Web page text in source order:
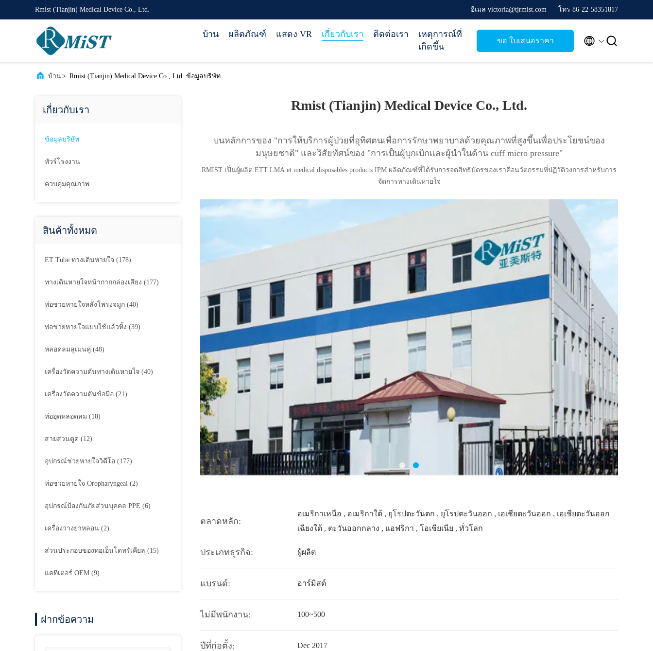
Rmist (Tianjin) Medical Device Co., Ltd. อีเมล victoria@tjrmist.com โทร 86-22-58351817
บ้าน ผลิตภัณฑ์ แสดง VR เกี่ยวกับเรา ติดต่อเรา
เหตุการณ์ที่
เกิดขึ้น
ขอ ใบเสนอราคา  
บ้าน> Rmist (Tianjin) Medical Device Co., Ltd. ข้อมูลบริษัท
เกี่ยวกับเรา
ข้อมูลบริษัท
ทัวร์โรงงาน
ควบคุมคุณภาพ
สินค้าทั้งหมด
ET Tube ทางเดินหายใจ (178)
ทางเดินหายใจหน้ากากกล่องเสียง (177)
ท่อช่วยหายใจหลังโพรงจมูก (40)
ท่อช่วยหายใจแบบใช้แล้วทิ้ง (39)
หลอดลมลูเมนคู่ (48)
เครื่องวัดความดันทางเดินหายใจ (40)
เครื่องวัดความดันข้อมือ (21)
ท่ออุดหลอดลม (18)
สายสวนดูด (12)
อุปกรณ์ช่วยหายใจวิดีโอ (177)
ท่อช่วยหายใจ Oropharyngeal (2)
อุปกรณ์ป้องกันภัยส่วนบุคคล PPE (6)
เครื่องวางยาหลอน (2)
ส่วนประกอบของท่อเอ็นโดทรัเคียล (15)
แคทีเตอร์ OEM (9)
ฝากข้อความ
Rmist (Tianjin) Medical Device Co., Ltd.
บนหลักการของ "การให้บริการผู้ป่วยที่อุทิศตนเพื่อการรักษาพยาบาลด้วยคุณภาพที่สูงขึ้นเพื่อประโยชน์ของ
มนุษยชาติ" และวิสัยทัศน์ของ "การเป็นผู้บุกเบิกและผู้นำในด้าน cuff micro pressure"
RMIST เป็นผู้ผลิต ETT LMA et.medical disposables products IPM ผลิตภัณฑ์ที่ได้รับการจดสิทธิบัตรของเราคือนวัตกรรมที่ปฏิวัติวงการสำหรับการ
จัดการทางเดินหายใจ
ตลาดหลัก:
อเมริกาเหนือ , อเมริกาใต้ , ยุโรปตะวันตก , ยุโรปตะวันออก , เอเชียตะวันออก , เอเชียตะวันออก
เฉียงใต้ , ตะวันออกกลาง , แอฟริกา , โอเชียเนีย , ทั่วโลก
ประเภทธุรกิจ: ผู้ผลิต
แบรนด์: อาร์มิสต์
ไม่มีพนักงาน: 100~500
ปีที่ก่อตั้ง: Dec 2017